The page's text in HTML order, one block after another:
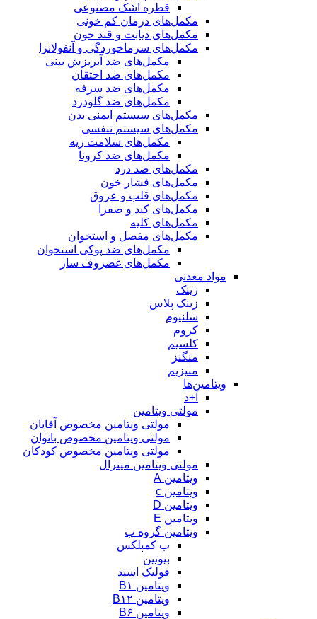
قطره اشک مصنوعی
مکمل‌های درمان کم خونی
مکمل‌های دیابت و قند خون
مکمل‌های سرماخوردگی و آنفولانزا
مکمل‌های ضد آبریزش بینی
مکمل‌های ضد احتقان
مکمل‌های ضد سرفه
مکمل‌های ضد گلودرد
مکمل‌های سیستم ایمنی بدن
مکمل‌های سیستم تنفسی
مکمل‌های سلامت ریه
مکمل‌های ضد کرونا
مکمل‌های ضد درد
مکمل‌های فشار خون
مکمل‌های قلب و عروق
مکمل‌های کبد و صفرا
مکمل‌های کلیه
مکمل‌های مفصل و استخوان
مکمل‌های ضد پوکی استخوان
مکمل‌های غضروف ساز
مواد معدنی
زینک
زینک پلاس
سلنیوم
کروم
کلسیم
منگنز
منیزیم
ویتامین‌ها
آ+د
مولتی ویتامین
مولتی ویتامین مخصوص آقایان
مولتی ویتامین مخصوص بانوان
مولتی ویتامین مخصوص کودکان
مولتی ویتامین مینرال
ویتامین A
ویتامین c
ویتامین D
ویتامین E
ویتامین گروه ب
ب کمپلکس
بیوتین
فولیک اسید
ویتامین B۱
ویتامین B۱۲
ویتامین B۶